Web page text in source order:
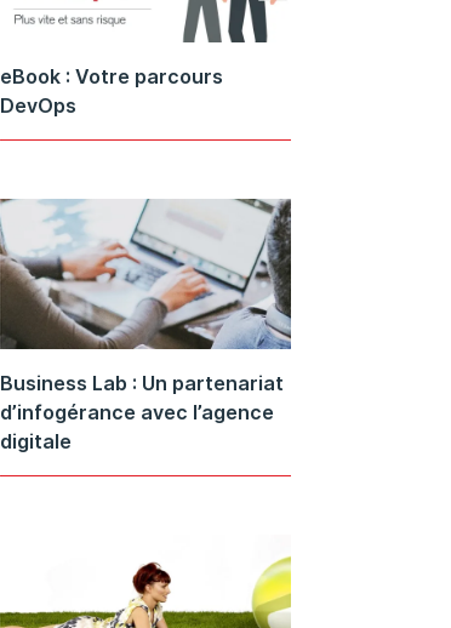
eBook : Votre parcours
DevOps
Business Lab : Un partenariat
d’infogérance avec l’agence
digitale